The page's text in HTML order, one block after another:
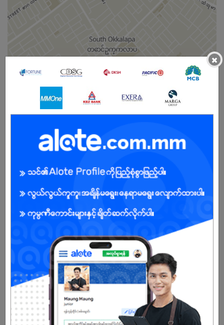
About Our Company
We, KOSMI is Skincare & Cosmetic distributor in Myanmar. All of
Japan and Thailand etc. We promised that we aare selling 100%
authentic brands. Besides, We support your business with brands
between suppliers and wholesale buyers. We will be your trustable
partner in both product and service. Cosmetic shops, key
accounts, major retailers and wholesaler can be referred to as our
Already Expired
Don't have an account?
REGISTER NOW!
×